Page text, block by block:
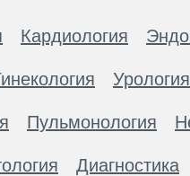
Кардиология
Урология
Пульмонология
Диагностика